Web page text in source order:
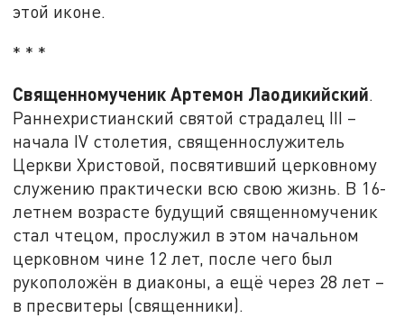
этой иконе.
* * *
Священномученик Артемон Лаодикийский.
Раннехристианский святой страдалец III –
начала IV столетия, священнослужитель
Церкви Христовой, посвятивший церковному
служению практически всю свою жизнь. В 16-
летнем возрасте будущий священномученик
стал чтецом, прослужил в этом начальном
церковном чине 12 лет, после чего был
рукоположён в диаконы, а ещё через 28 лет –
в пресвитеры (священники).